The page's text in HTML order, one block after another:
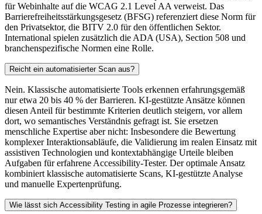
für Webinhalte auf die WCAG 2.1 Level AA verweist. Das
Barrierefreiheitsstärkungsgesetz (BFSG) referenziert diese Norm für
den Privatsektor, die BITV 2.0 für den öffentlichen Sektor.
International spielen zusätzlich die ADA (USA), Section 508 und
branchenspezifische Normen eine Rolle.
Reicht ein automatisierter Scan aus?
Nein. Klassische automatisierte Tools erkennen erfahrungsgemäß
nur etwa 20 bis 40 % der Barrieren. KI-gestützte Ansätze können
diesen Anteil für bestimmte Kriterien deutlich steigern, vor allem
dort, wo semantisches Verständnis gefragt ist. Sie ersetzen
menschliche Expertise aber nicht: Insbesondere die Bewertung
komplexer Interaktionsabläufe, die Validierung im realen Einsatz mit
assistiven Technologien und kontextabhängige Urteile bleiben
Aufgaben für erfahrene Accessibility-Tester. Der optimale Ansatz
kombiniert klassische automatisierte Scans, KI-gestützte Analyse
und manuelle Expertenprüfung.
Wie lässt sich Accessibility Testing in agile Prozesse integrieren?